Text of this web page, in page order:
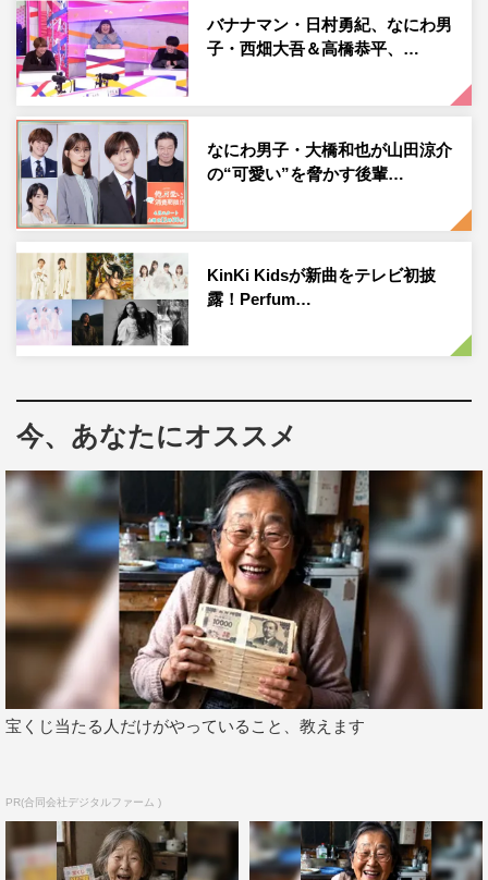
ト。海鮮が食べ放題の浜焼き小屋で「コンプリート違和
感」に挑む。海鮮焼き食べ放題メニュー12種類の中に“実
際には提供されていない食材”が3つ紛れている。3つのう
ちの1つはノブが考えた「ノブジョーカー」。これを選ん
だ人は全員分の料金を自腹で支払うことになる。
続いてやってきたのは、昨年日本に初上陸したポルシェ・
エクスペリエンスセンター東京。ポルシェに関する違和感
ートが使われた最新鋭のマシンでのシミュレーションレー
スなどに挑む中、大橋が2000万円クラスのポルシェでド
リフトにチャレンジすることに。そして、愛車がポルシェ
運転するという意外な告白をした北乃は、ここで車にまつ
わる違和感を見つけられるのか。
さらに、昨年3月にリニューアルオープンした千葉県市原
市の「アニマルワンダーリゾウト」にやってきた一行は、
動物たちと触れ合い、癒やされながら違和感クイズに挑
戦。目玉イベント・象のショーに大興奮する。
最後は、注目の大人気グランピングスポットへ。「今、行
きたい日本の憧れホテルBEST100」にも選出された話題
のスポットで、若者に人気の最新アクティビティグッズで
違和感対決を。それぞれのスポットでは違和感芸能人が潜
んでおり、見つけるとポイントがゲットできる。さらに助
番組情報
『クイズ！THE違和感SP』
バナナマン・日村勇紀、なにわ男
子・西畑大吾＆高橋恭平、…
なにわ男子・大橋和也が山田涼介
の“可愛い”を脅かす後輩…
KinKi Kidsが新曲をテレビ初披
露！Perfum…
今、あなたにオススメ
宝くじ当たる人だけがやっていること、教えます
PR(合同会社デジタルファーム )